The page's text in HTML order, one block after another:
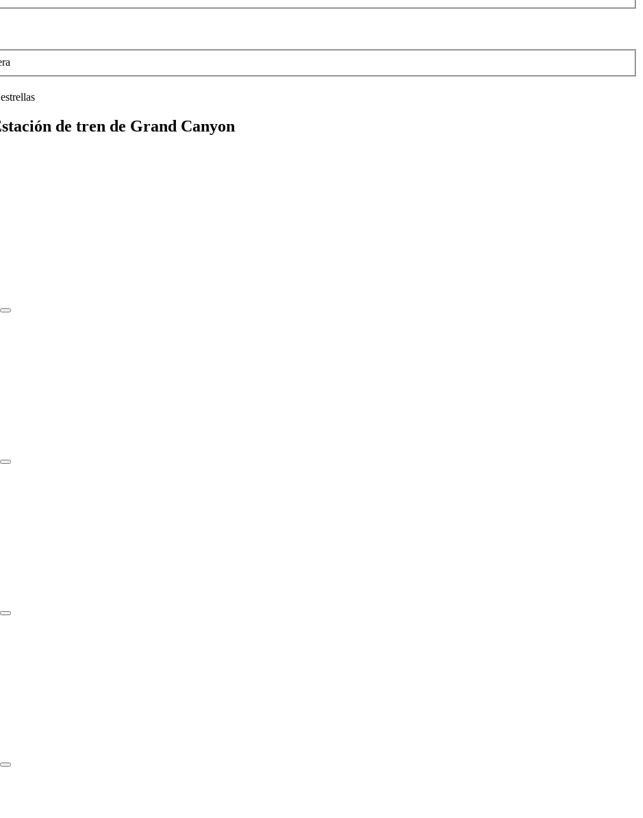
de tren de Grand Canyon